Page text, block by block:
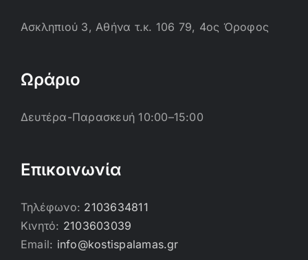
Ασκληπιού 3, Αθήνα τ.κ. 106 79, 4ος Όροφος
Ωράριο
Δευτέρα-Παρασκευή 10:00–15:00
Επικοινωνία
Τηλέφωνο: 2103634811
Κινητό: 2103603039
Email: info@kostispalamas.gr